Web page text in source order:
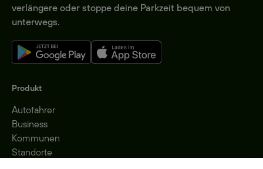
verlängere oder stoppe deine Parkzeit bequem von
unterwegs.
Produkt
Autofahrer
Business
Kommunen
Standorte